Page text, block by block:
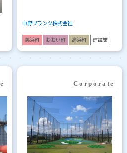
中野プランツ株式会社
美浜町 おおい町 高浜町 建設業